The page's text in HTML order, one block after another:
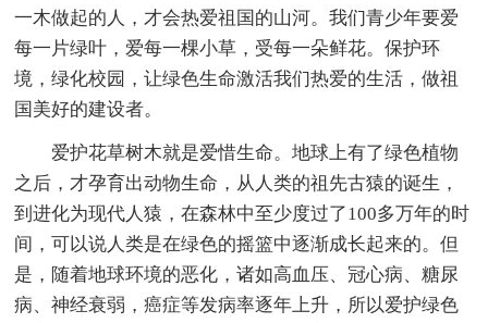
一木做起的人，才会热爱祖国的山河。我们青少年要爱
每一片绿叶，爱每一棵小草，受每一朵鲜花。保护环
境，绿化校园，让绿色生命激活我们热爱的生活，做祖
国美好的建设者。
爱护花草树木就是爱惜生命。地球上有了绿色植物
之后，才孕育出动物生命，从人类的祖先古猿的诞生，
到进化为现代人猿，在森林中至少度过了100多万年的时
间，可以说人类是在绿色的摇篮中逐渐成长起来的。但
是，随着地球环境的恶化，诸如高血压、冠心病、糖尿
病、神经衰弱，癌症等发病率逐年上升，所以爱护绿色